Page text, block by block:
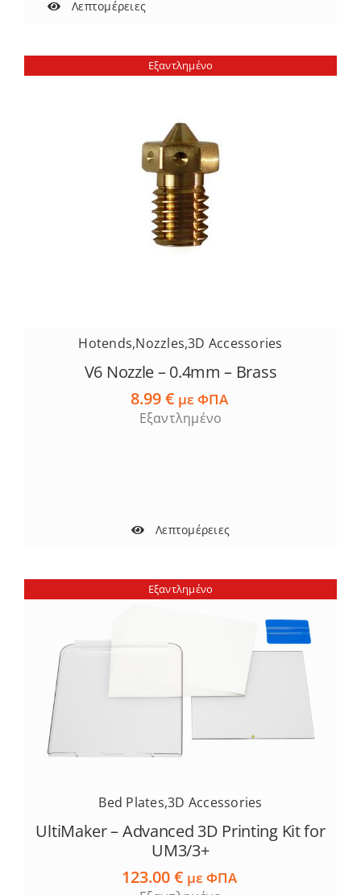
Λεπτομέρειες
Εξαντλημένο
Hotends,Nozzles,3D Accessories
V6 Nozzle – 0.4mm – Brass
8.99€ με ΦΠΑ
Εξαντλημένο
Λεπτομέρειες
Εξαντλημένο
Bed Plates,3D Accessories
UltiMaker – Advanced 3D Printing Kit for
UM3/3+
123.00€ με ΦΠΑ